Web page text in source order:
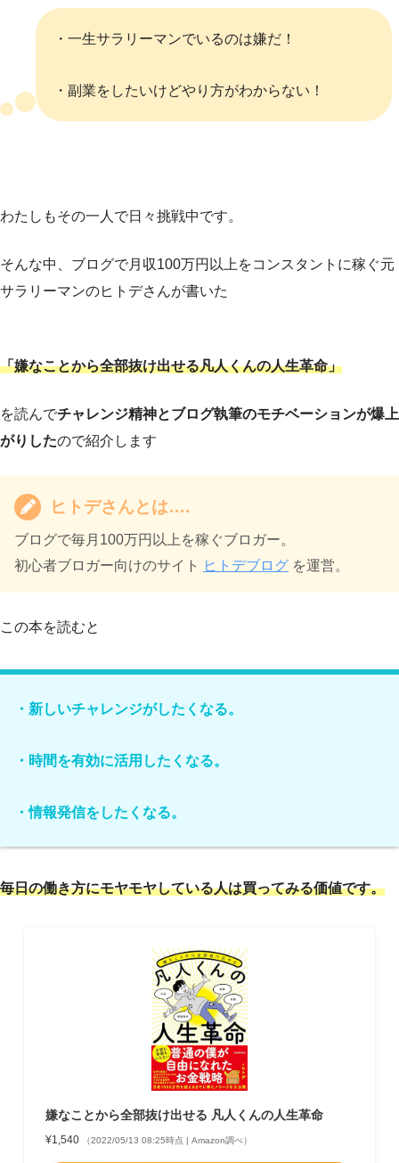
・一生サラリーマンでいるのは嫌だ！
・副業をしたいけどやり方がわからない！
わたしもその一人で日々挑戦中です。
そんな中、ブログで月収100万円以上をコンスタントに稼ぐ元
サラリーマンのヒトデさんが書いた
「嫌なことから全部抜け出せる凡人くんの人生革命」
を読んでチャレンジ精神とブログ執筆のモチベーションが爆上
がりしたので紹介します
ヒトデさんとは….
ブログで毎月100万円以上を稼ぐブロガー。
初心者ブロガー向けのサイト
ヒトデブログ を運営。
この本を読むと
・新しいチャレンジがしたくなる。
・時間を有効に活用したくなる。
・情報発信をしたくなる。
毎日の働き方にモヤモヤしている人は買ってみる価値です。
嫌なことから全部抜け出せる 凡人くんの人生革命
¥1,540 （2022/05/13 08:25時点 | Amazon調べ）